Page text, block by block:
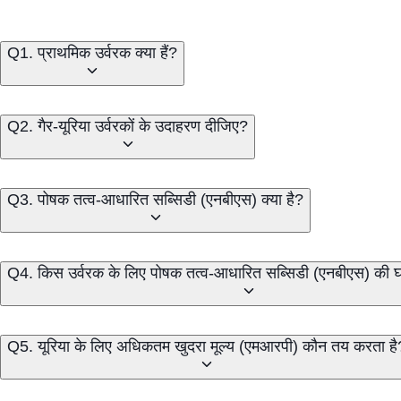
Q1. प्राथमिक उर्वरक क्या हैं?
Q2. गैर-यूरिया उर्वरकों के उदाहरण दीजिए?
Q3. पोषक तत्व-आधारित सब्सिडी (एनबीएस) क्या है?
Q4. किस उर्वरक के लिए पोषक तत्व-आधारित सब्सिडी (एनबीएस) की
Q5. यूरिया के लिए अधिकतम खुदरा मूल्य (एमआरपी) कौन तय करता